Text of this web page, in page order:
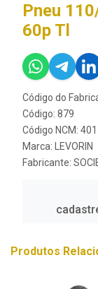
Pneu
60p Tl
Código do
Código: 879
Código NCM:
Marca:
LEVORIN
Fabricante:
Produtos